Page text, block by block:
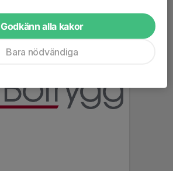
Godkänn alla kakor
Bara nödvändiga